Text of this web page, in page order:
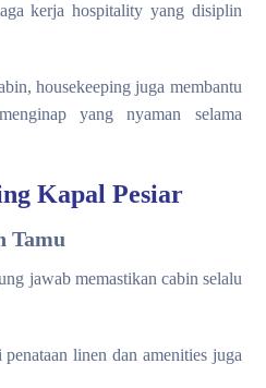
kerja hospitality yang disiplin
housekeeping juga membantu
yang nyaman selama
Kapal Pesiar
Tamu
jawab memastikan cabin selalu
linen dan amenities juga